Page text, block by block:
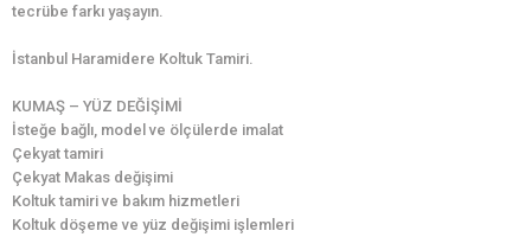
tecrübe farkı yaşayın.
İstanbul Haramidere Koltuk Tamiri.
KUMAŞ – YÜZ DEĞİŞİMİ
İsteğe bağlı, model ve ölçülerde imalat
Çekyat tamiri
Çekyat Makas değişimi
Koltuk tamiri ve bakım hizmetleri
Koltuk döşeme ve yüz değişimi işlemleri